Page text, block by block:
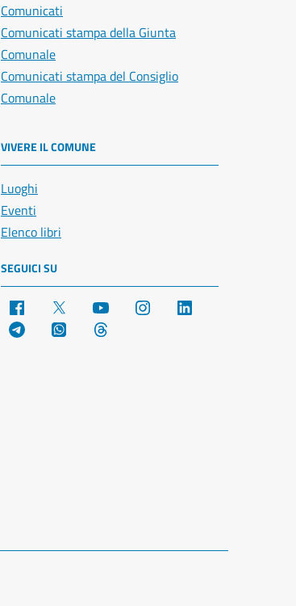
Comunicati
Comunicati stampa della Giunta
Comunale
Comunicati stampa del Consiglio
Comunale
VIVERE IL COMUNE
Luoghi
Eventi
Elenco libri
SEGUICI SU
Facebook YouTube Instagram
Telegram WhatsApp